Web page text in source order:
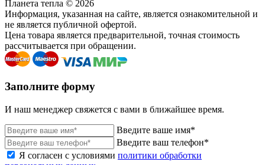
Планета тепла © 2026
Информация, указанная на сайте, является ознакомительной и
не является публичной офертой.
Цена товара является предварительной, точная стоимость
рассчитывается при обращении.
Заполните форму
И наш менеджер свяжется с вами в ближайшее время.
Введите ваше имя*
Введите ваш телефон*
Я согласен с условиями политики обработки